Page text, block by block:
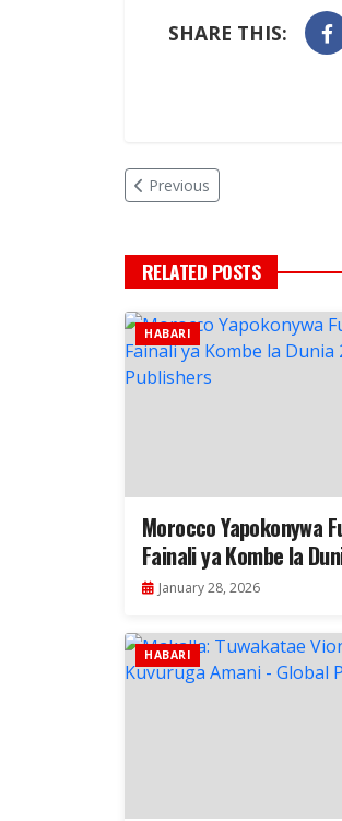
SHARE THIS:
Previous
RELATED POSTS
HABARI
Morocco Yapokonywa
Fainali ya Kombe la
January 28, 2026
HABARI